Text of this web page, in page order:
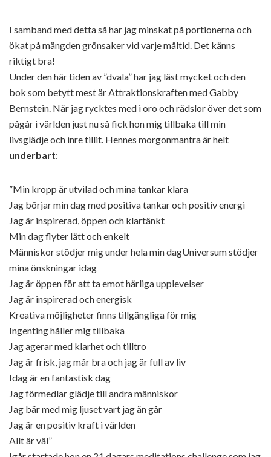
I samband med detta så har jag minskat på portionerna och
ökat på mängden grönsaker vid varje måltid. Det känns
riktigt bra!
Under den här tiden av ”dvala” har jag läst mycket och den
bok som betytt mest är Attraktionskraften med Gabby
Bernstein. När jag rycktes med i oro och rädslor över det som
pågår i världen just nu så fick hon mig tillbaka till min
livsglädje och inre tillit. Hennes morgonmantra är helt
underbart:
”Min kropp är utvilad och mina tankar klara
Jag börjar min dag med positiva tankar och positiv energi
Jag är inspirerad, öppen och klartänkt
Min dag flyter lätt och enkelt
Människor stödjer mig under hela min dagUniversum stödjer
mina önskningar idag
Jag är öppen för att ta emot härliga upplevelser
Jag är inspirerad och energisk
Kreativa möjligheter finns tillgängliga för mig
Ingenting håller mig tillbaka
Jag agerar med klarhet och tilltro
Jag är frisk, jag mår bra och jag är full av liv
Idag är en fantastisk dag
Jag förmedlar glädje till andra människor
Jag bär med mig ljuset vart jag än går
Jag är en positiv kraft i världen
Allt är väl”